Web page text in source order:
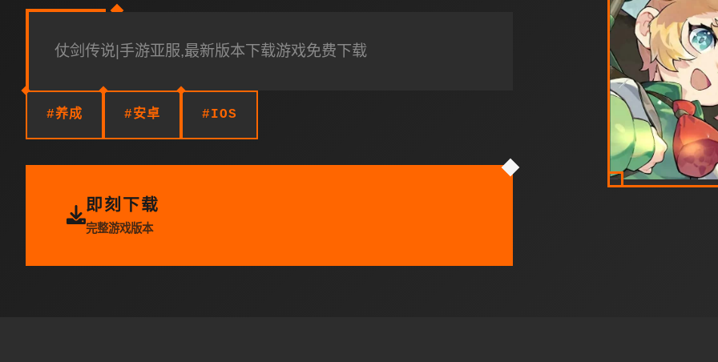
仗剑传说|手游亚服,最新版本下载游戏免费下载
#养成 #安卓 #IOS
即刻下载
完整游戏版本